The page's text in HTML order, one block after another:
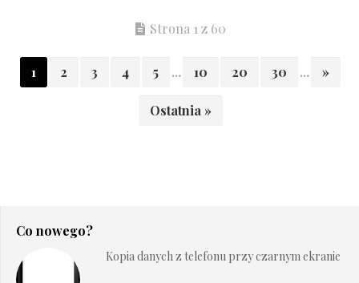
Strona 1 z 60
1 2 3 4 5 ... 10 20 30 ... »
Ostatnia »
Co nowego?
Kopia danych z telefonu przy czarnym ekranie